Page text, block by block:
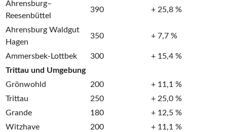
Ahrensburg–
Reesenbüttel
390 + 25,8 %
Ahrensburg Waldgut
Hagen
350 + 7,7 %
Ammersbek-Lottbek 300
+ 15,4 %
Trittau und Umgebung
Grönwohld
200
+ 11,1 %
Trittau
250
+ 25,0 %
Grande
180
+ 12,5 %
Witzhave
200
+ 11,1 %